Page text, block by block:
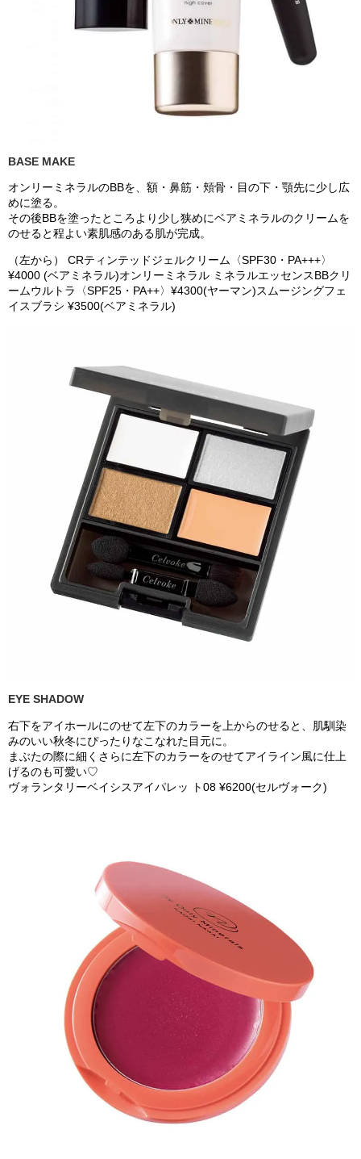
BASE MAKE
オンリーミネラルのBBを、額・鼻筋・頬骨・目の下・顎先に少し広
めに塗る。
その後BBを塗ったところより少し狭めにベアミネラルのクリームを
のせると程よい素肌感のある肌が完成。
（左から） CRティンテッドジェルクリーム〈SPF30・PA+++〉
¥4000 (ベアミネラル)オンリーミネラル ミネラルエッセンスBBクリ
ームウルトラ〈SPF25・PA++〉¥4300(ヤーマン)スムージングフェ
イスブラシ ¥3500(ベアミネラル)
EYE SHADOW
右下をアイホールにのせて左下のカラーを上からのせると、肌馴染
みのいい秋冬にぴったりなこなれた目元に。
まぶたの際に細くさらに左下のカラーをのせてアイライン風に仕上
げるのも可愛い♡
ヴォランタリーベイシスアイパレッ ト08 ¥6200(セルヴォーク)